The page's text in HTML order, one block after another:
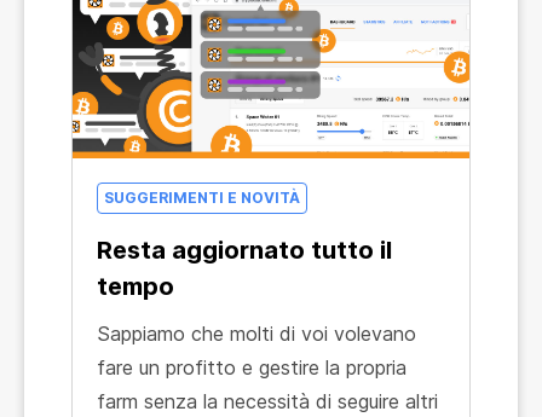
SUGGERIMENTI E NOVITÀ
Resta aggiornato tutto il
tempo
Sappiamo che molti di voi volevano
fare un profitto e gestire la propria
farm senza la necessità di seguire altri